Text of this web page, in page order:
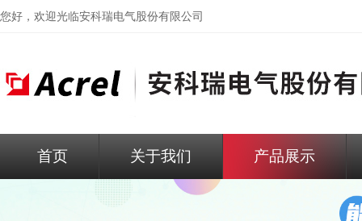
您好，欢迎光临安科瑞电气股份有限公司
首页 关于我们 产品展示